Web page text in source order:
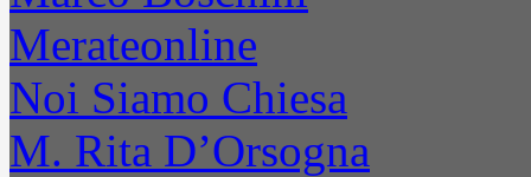
Merateonline
Noi Siamo Chiesa
M. Rita D’Orsogna